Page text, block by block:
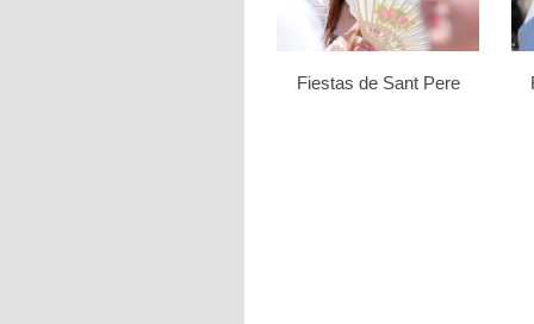
Fiestas de Sant Pere